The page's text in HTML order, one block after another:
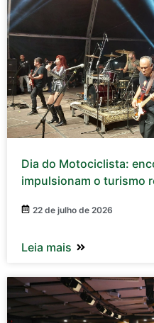
Dia do Motociclista:
impulsionam o turismo
22 de julho de 2026
Leia mais